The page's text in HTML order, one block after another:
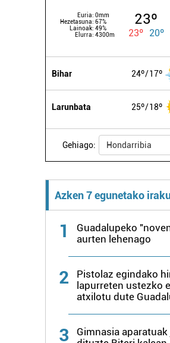
Euria: 0mm
Hezetasuna: 67%
Lainoak: 49%
Elurra: 4300m
23º
23º 20º
Bihar 24º 17º
Larunbata 25º 18º
Gehiago: Hondarribia
Azken 7 egunetako
1
Guadalupeko
aurten lehenago
2
Pistolaz egindako
lapurreten ustezko
atxilotu dute
3
Gimnasia aparatuak